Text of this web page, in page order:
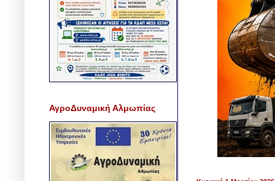
ΑγροΔυναμική Αλμωπίας